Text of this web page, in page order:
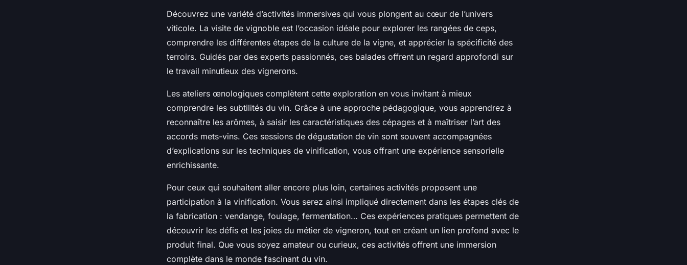
Découvrez une variété d’activités immersives qui vous plongent au cœur de l’univers
viticole. La visite de vignoble est l’occasion idéale pour explorer les rangées de ceps,
comprendre les différentes étapes de la culture de la vigne, et apprécier la spécificité des
terroirs. Guidés par des experts passionnés, ces balades offrent un regard approfondi sur
le travail minutieux des vignerons.
Les ateliers œnologiques complètent cette exploration en vous invitant à mieux
comprendre les subtilités du vin. Grâce à une approche pédagogique, vous apprendrez à
reconnaître les arômes, à saisir les caractéristiques des cépages et à maîtriser l’art des
accords mets-vins. Ces sessions de dégustation de vin sont souvent accompagnées
d’explications sur les techniques de vinification, vous offrant une expérience sensorielle
enrichissante.
Pour ceux qui souhaitent aller encore plus loin, certaines activités proposent une
participation à la vinification. Vous serez ainsi impliqué directement dans les étapes clés de
la fabrication : vendange, foulage, fermentation… Ces expériences pratiques permettent de
découvrir les défis et les joies du métier de vigneron, tout en créant un lien profond avec le
produit final. Que vous soyez amateur ou curieux, ces activités offrent une immersion
complète dans le monde fascinant du vin.